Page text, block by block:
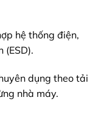
hệ thống điện,
(ESD).
dụng theo tải
nhà máy.